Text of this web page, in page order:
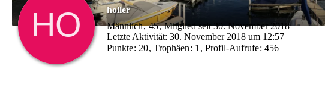
holler
Männlich 45 Mitglied seit 30. November 2018
Letzte Aktivität: 30. November 2018 um 12:57
Punkte 20 Trophäen 1 Profil-Aufrufe 456